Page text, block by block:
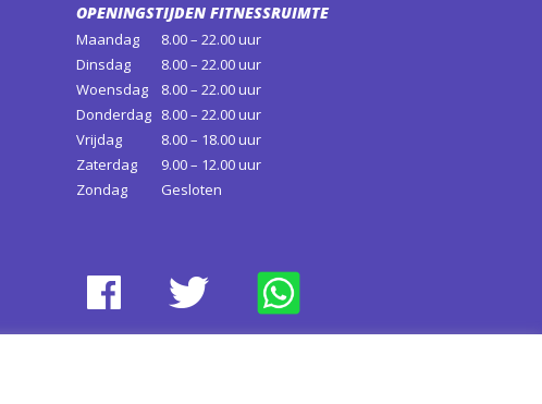
OPENINGSTIJDEN FITNESSRUIMTE
Maandag
8.00 – 22.00 uur
Dinsdag
8.00 – 22.00 uur
Woensdag
8.00 – 22.00 uur
Donderdag 8.00 – 22.00 uur
Vrijdag
8.00 – 18.00 uur
Zaterdag
9.00 – 12.00 uur
Zondag
Gesloten